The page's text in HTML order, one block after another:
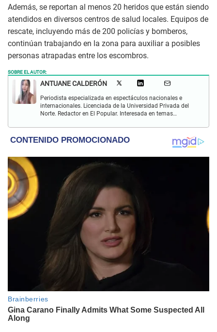
Además, se reportan al menos 20 heridos que están siendo
atendidos en diversos centros de salud locales. Equipos de
rescate, incluyendo más de 200 policías y bomberos,
continúan trabajando en la zona para auxiliar a posibles
personas atrapadas entre los escombros.
SOBRE EL AUTOR:
ANTUANE CALDERÓN
Periodista especializada en espectáculos nacionales e
internacionales. Licenciada de la Universidad Privada del
Norte. Redactor en El Popular. Interesada en temas
y televisión.